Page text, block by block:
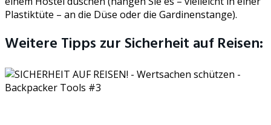
Plastiktüte – an die Düse oder die Gardinenstange).
Weitere Tipps zur Sicherheit auf Reisen: